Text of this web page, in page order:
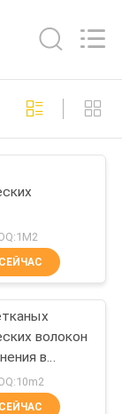
30
22
металла
на
слоях
волокон
в